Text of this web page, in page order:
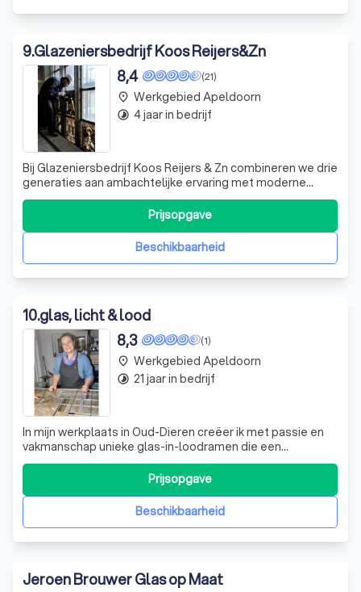
9.Glazeniersbedrijf Koos Reijers&Zn
(21)
8,4
Bij Glazeniersbedrijf Koos Reijers & Zn combineren we drie
generaties aan ambachtelijke ervaring met moderne
technieken om glas-in-lood te creëren dat niet alleen
tijdloos is, maar ook perfect aansluit bij uw wensen. Onze
passie voor glas is voelbaar in elk project dat we
aannemen, of het nu gaat omBeschikbaarheid
Prijsopgave
place Werkgebied Apeldoorn
timelapse 4 jaar in bedrijf
10.glas, licht & lood
(1)
8,3
In mijn werkplaats in Oud-Dieren creëer ik met passie en
vakmanschap unieke glas-in-loodramen die een
persoonlijke en kleurrijke touch aan uw huis of gebouw
geven. Glas-in-lood is een eeuwenoud ambacht dat niet
alleen schoonheid toevoegt, maar ook een duurzame
toekomst verdient. Ik bied niet alleen
Beschikbaarheid
Prijsopgave
place Werkgebied Apeldoorn
timelapse 21 jaar in bedrijf
Jeroen Brouwer Glas op Maat